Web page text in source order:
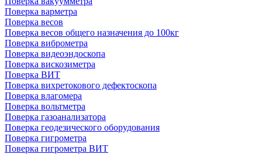
Поверка варметра
Поверка весов
Поверка весов общего назначения до 100кг
Поверка виброметра
Поверка видеоэндоскопа
Поверка вискозиметра
Поверка ВИТ
Поверка вихретокового дефектоскопа
Поверка влагомера
Поверка вольтметра
Поверка газоанализатора
Поверка геодезического оборудования
Поверка гигрометра
Поверка гигрометра ВИТ